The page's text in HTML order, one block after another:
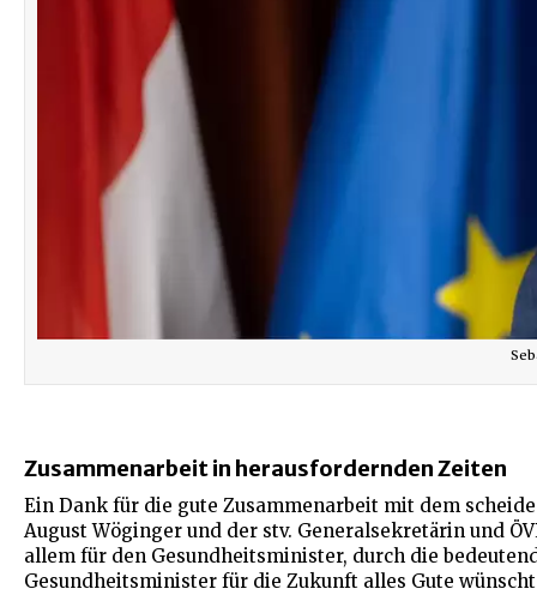
Zusammenarbeit in herausfordernden Zeiten
Ein Dank für die gute Zusammenarbeit mit dem
August Wöginger und der stv. Generalsekretärin und
allem für den Gesundheitsminister, durch die
Gesundheitsminister für die Zukunft alles Gute